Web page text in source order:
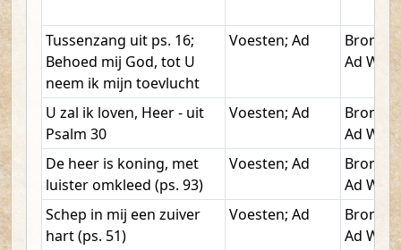
Tussenzang uit ps. 16;
Behoed mij God, tot U
neem ik mijn toevlucht
Voesten; Ad
Ad W.
U zal ik loven, Heer - uit
Psalm 30
Voesten; Ad
Ad W.
De heer is koning, met
luister omkleed (ps. 93)
Voesten; Ad
Ad W.
Schep in mij een zuiver
hart (ps. 51)
Voesten; Ad
Ad W.